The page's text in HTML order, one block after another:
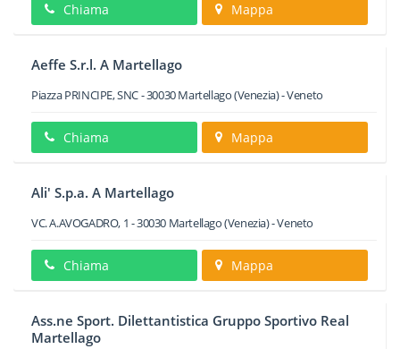
Chiama Mappa
Aeffe S.r.l. A Martellago
Piazza PRINCIPE, SNC-30030Martellago(Venezia) -Veneto
Chiama Mappa
Ali' S.p.a. A Martellago
VC. A.AVOGADRO, 1 -30030 Martellago(Venezia) -Veneto
Chiama Mappa
Ass.ne Sport. Dilettantistica Gruppo Sportivo Real
Martellago